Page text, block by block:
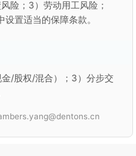
险；3）劳动用工风险；
置适当的保障条款。
/股权/混合）；3）分步交